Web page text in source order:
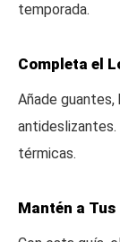
temporada.
Completa el
Añade
antideslizantes.
térmicas.
Mantén a